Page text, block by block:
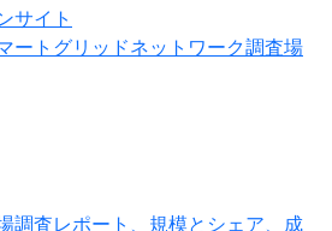
サイト
ートグリッドネットワーク調査場
調査レポート、規模とシェア、成